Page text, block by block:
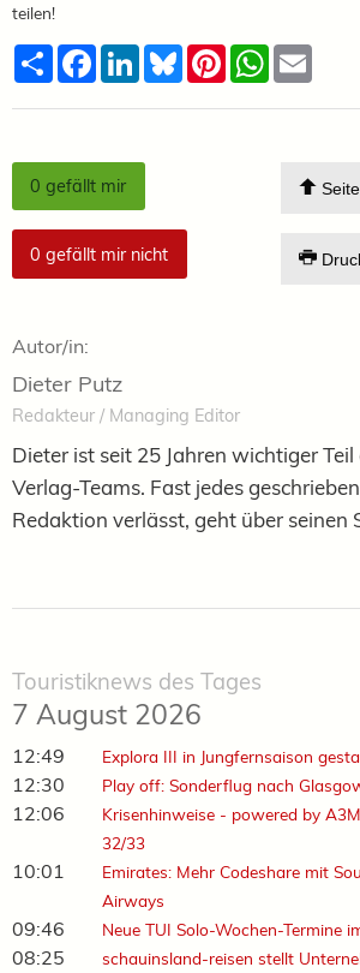
teilen!
TeilenFacebook
LinkedInBlueskyPinterestWhatsApp
0 gefällt mir
0 gefällt mir nicht
Autor/in:
Dieter Putz
Redakteur / Managing Editor
Dieter ist seit 25 Jahren wichtiger Teil
Verlag-Teams. Fast jedes
Redaktion verlässt, geht über seinen
Touristiknews des Tages
7 August 2026
12:49 Explora III in Jungfernsaison
12:30 Play off: Sonderflug nach
12:06
Krisenhinweise - powered by
32/33
10:01
Emirates: Mehr Codeshare mit
Airways
09:46 Neue TUI Solo-Wochen-Termine
08:25
schauinsland-reisen stellt